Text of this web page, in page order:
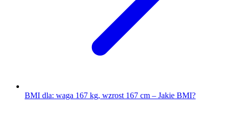
BMI dla: waga 167 kg, wzrost 167 cm – Jakie BMI?